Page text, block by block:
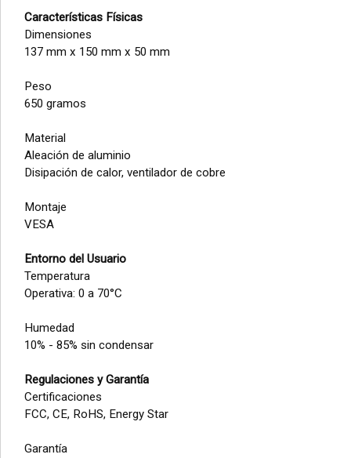
Características Físicas
Dimensiones
137 mm x 150 mm x 50 mm
Peso
650 gramos
Material
Aleación de aluminio
Disipación de calor, ventilador de cobre
Montaje
VESA
Entorno del Usuario
Temperatura
Operativa: 0 a 70°C
Humedad
10% - 85% sin condensar
Regulaciones y Garantía
Certificaciones
FCC, CE, RoHS, Energy Star
Garantía